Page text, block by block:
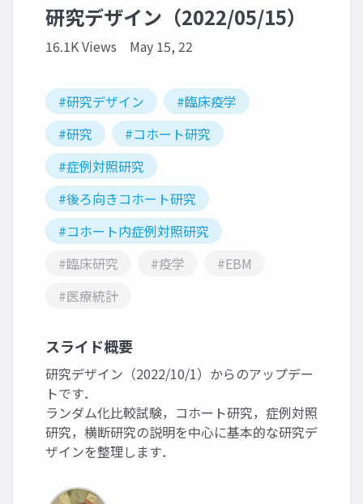
研究デザイン（2022/05/15）
16.1K Views May 15, 22
#研究デザイン
#臨床疫学
#研究
#コホート研究
#症例対照研究
#後ろ向きコホート研究
#コホート内症例対照研究
#臨床研究
#疫学
#EBM
#医療統計
スライド概要
研究デザイン（2022/10/1）からのアップデー
トです．
ランダム化比較試験，コホート研究，症例対照
研究，横断研究の説明を中心に基本的な研究デ
ザインを整理します．